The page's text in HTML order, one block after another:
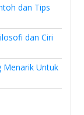
dan Tips
dan Ciri
Menarik Untuk